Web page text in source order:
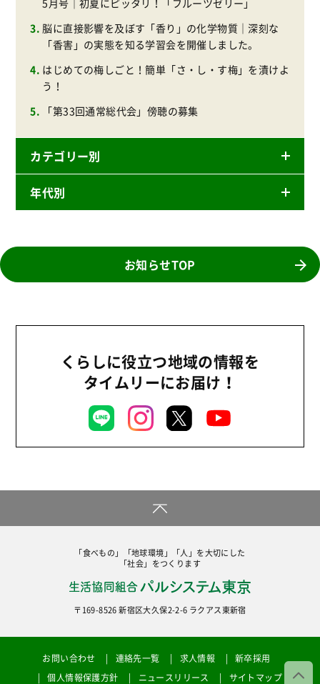
5月号｜初夏にピッタリ！「フルーツゼリー」
脳に直接影響を及ぼす「香り」の化学物質｜深刻な
「香害」の実態を知る学習会を開催しました。
はじめての梅しごと！簡単「さ・し・す梅」を漬けよ
う！
「第33回通常総代会」傍聴の募集
カテゴリー別
ニュースリリース
商品
地域コミュニティ
平和と国際連帯
お米の出前授業
いなぎめぐみの里山
広報
復興支援
地場野菜
年代別
2024年
2021年
2012年
2011年
お知らせTOP
くらしに役立つ地域の情報を
タイムリーにお届け！
「食べもの」「地球環境」「人」を大切にした
「社会」をつくります
〒169-8526 新宿区大久保2-2-6 ラクアス東新宿
お問い合わせ 連絡先一覧 求人情報
新卒採用
個人情報保護方針
ニュースリリース サイトマップ